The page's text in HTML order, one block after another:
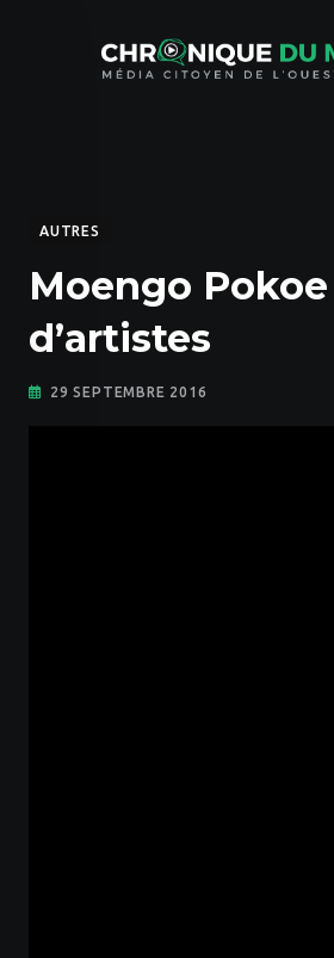
AUTRES
Moengo
d’artistes
29 SEPTEMBRE 2016